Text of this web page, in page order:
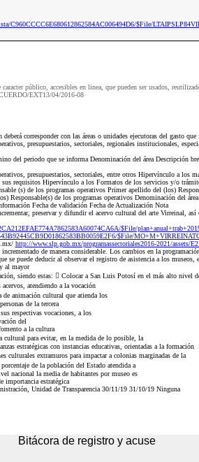
C960CCCC6E680612862584AC006494D6/$File/
público, accesibles en linea, que pueden ser usados,
EXT13/04/2016-08
corresponder con las áreas o unidades ejecutoras del gasto que
presupuestarios, sectoriales, regionales institucionales,
del periodo que se informa Denominación del área Descripción
presupuestarios, sectoriales, entre otros Hipervínculo a los
requisitos Hipervínculo a los Formatos de los servicios y/o
(s) de los programas operativos Primer apellido del (los)
Responsable(s) de los programas operativos Denominación del
Fecha de validación Fecha de Actualización Nota
preservar y difundir el acervo cultural del arte Virreinal,
$File/
$File/
http://www.slp.gob.mx/programassectoriales2016-2021/assets/
de manera considerable. Los cambios en la
puede deducir al observar el registro de asistencia a los museos,
al mayor
siendo estas:  Colocar a San Luis Potosí en el más alto nivel
atendiendo a la vocación
de animación cultural que atienda los
de la tercera
respectivas vocaciones, a los
del
a la cultura
cultural para evitar, en la medida de lo posible, la
estratégicas con instancias educativas, orientadas a la formación
culturales extramuros para impactar a colonias marginadas de la
de la población del Estado atendida a
nacional la media de habitantes por museo es
importancia estratégica
Unidad de Transparencia 30/11/19 31/10/19 Ninguna
Bitácora de registro y acuse